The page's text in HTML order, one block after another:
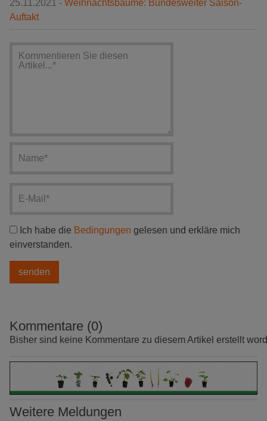
25.11.2021 - Weihnachtsbäume: Bundesweiter Saison-
Auftakt
Ich habe die Bedingungen gelesen und erkläre mich
einverstanden.
Kommentare (0)
Bisher sind keine Kommentare zu diesem Artikel erstellt
Weitere Meldungen